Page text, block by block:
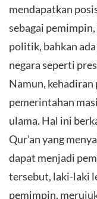
mendapatkan
sebagai
politik, bahkan
negara seperti
Namun,
pemerintahan
ulama. Hal ini
Qur’an yang
dapat menjadi
tersebut, laki-laki
pemimpin,